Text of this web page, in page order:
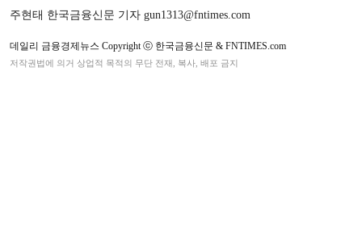
주현태 한국금융신문 기자 gun1313@fntimes.com
데일리 금융경제뉴스 Copyright ⓒ 한국금융신문 & FNTIMES.com
저작권법에 의거 상업적 목적의 무단 전재, 복사, 배포 금지